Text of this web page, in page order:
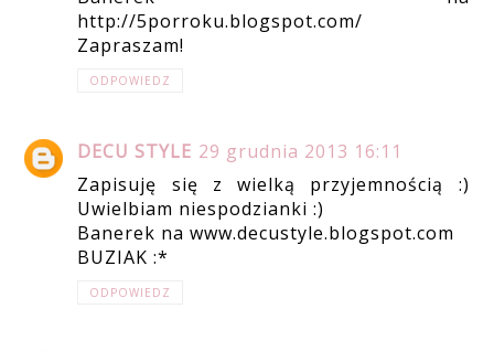
http://5porroku.blogspot.com/
Zapraszam!
ODPOWIEDZ
DECU STYLE 29 grudnia 2013 16:11
Zapisuję się z wielką przyjemnością :)
Uwielbiam niespodzianki :)
Banerek na www.decustyle.blogspot.com
BUZIAK :*
ODPOWIEDZ